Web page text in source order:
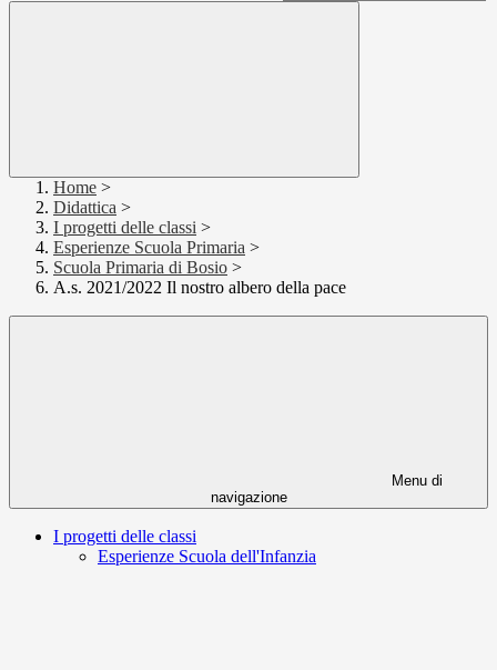
Home >
Didattica >
I progetti delle classi >
Esperienze Scuola Primaria >
Scuola Primaria di Bosio >
A.s. 2021/2022 Il nostro albero della pace
Menu di
navigazione
I progetti delle classi
Esperienze Scuola dell'Infanzia